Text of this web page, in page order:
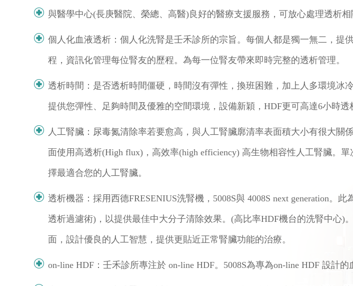
與醫學中心(長庚醫院、榮總、高醫)良好的醫療支援服務，可放心處理透析相
個人化血液透析：個人化洗腎是壬禾診所的宗旨。每個人都是獨一無二，
程，資訊化管理每位腎友的歷程。為每一位腎友帶來即時完整的透析管理。
透析時間：是否透析時間僵硬，時間沒有彈性，換班困難，加上人多環境
提供您彈性、足夠時間及優雅的空間環境，設備新穎，HDF更可高達6小時透
人工腎臟：尿毒氮清除率若要愈高，與人工腎臟廓清率表面積大小有很大
面使用高透析(High flux)，高效率(high efficiency) 高生物相容性人工腎臟。
擇最適合您的人工腎臟。
透析機器：採用西德FRESENIUS洗腎機，5008S與 4008S next generation。
透析過濾術)，以提供最佳中大分子清除效果。(高比率HDF機台的洗腎中心)
面，設計優良的人工智慧，提供更貼近正常腎臟功能的治療。
on-line HDF：壬禾診所專注於 on-line HDF。5008S為專為on-line HDF 設計